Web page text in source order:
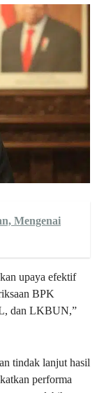
Mengenai
upaya efektif
BPK
dan LKBUN,”
tindak lanjut hasil
performa